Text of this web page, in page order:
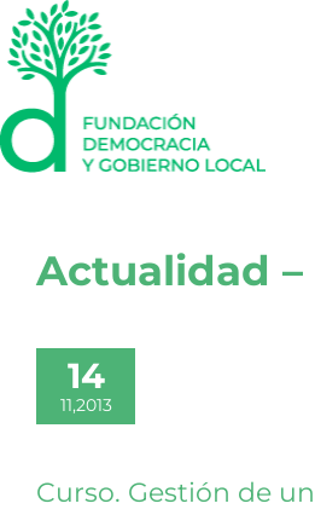
Saltar
al
contenido
Actualidad –
14
11,2013
Curso. Gestión de